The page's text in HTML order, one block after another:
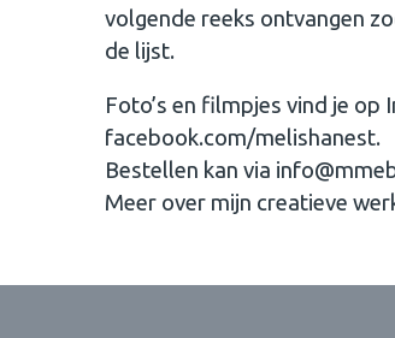
volgende reeks ontvangen
de lijst.
Foto’s en filmpjes vind je op
facebook.com/melishanest.
Bestellen kan via
Meer over mijn creatieve